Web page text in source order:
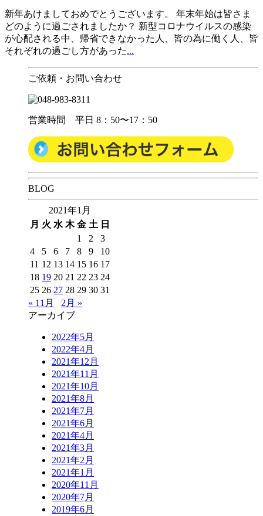
新年あけましておめでとうございます。 年末年始は皆さま
どのように過ごされましたか？ 新型コロナウイルスの感染
が心配される中、帰省できなかった人、皆の為に働く人、皆
それぞれの過ごし方があった...
ご依頼・お問い合わせ
営業時間 平日 8：50〜17：50
BLOG
2021年1月
月 火 水 木 金 土 日
1
2
3
4
5 6 7 8 9
10
11 12 13 14 15 16 17
18 19 20 21 22 23 24
25 26 27 28 29 30 31
« 11月
2月 »
アーカイブ
2022年5月
2022年4月
2021年12月
2021年11月
2021年10月
2021年8月
2021年7月
2021年6月
2021年4月
2021年3月
2021年2月
2021年1月
2020年11月
2020年7月
2019年6月